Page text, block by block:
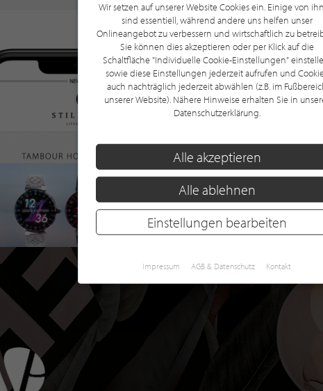
Bleiben Sie immer
Newsletter an und
Mit der
Wir setzen auf unserer Website Cookies ein. Einige von
sind essentiell, während andere uns helfen unser
Onlineangebot zu verbessern und wirtschaftlich zu
Sie können dies akzeptieren oder per Klick auf die
Schaltfläche "Individuelle Cookie-Einstellungen"
sowie diese Einstellungen jederzeit aufrufen und
auch nachträglich jederzeit abwählen (z.B. im
unserer Website). Nähere Hinweise erhalten Sie in
Datenschutzerklärung.
Alle akzeptieren
Alle ablehnen
Einstellungen bearbeiten
Impressum AGB & Datenschutz Kontakt